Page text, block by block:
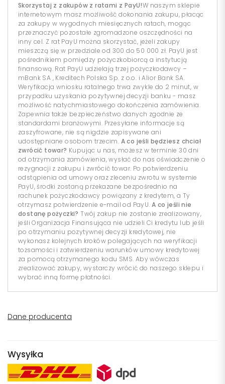
Skorzystaj z zakupów z ratami z PayU!W naszym sklepie
internetowym masz możliwość dokonania zakupu, płacąc
za zakupy w wygodnych miesięcznych ratach, mogąc
przeznaczyć pozostałe zgromadzone oszczędności na
inny cel. Z rat PayU można skorzystać, jeżeli zakupy
mieszczą się w przedziale od 300 do 50 000 zł. PayU jest
pośrednikiem pomiędzy pożyczkobiorcą a instytucją
finansową. Rat PayU udzielają trzej pożyczkodawcy –
mBank SA , Kreditech Polska Sp. z o.o. i Alior Bank SA.
Weryfikacja wniosku ratalnego trwa zwykle do 2 minut, w
przypadku uzyskania pozytywnej decyzji banku - masz
możliwość natychmiastowego dokończenia zamówienia.
Zapewnia także bezpieczeństwo danych zgodnie ze
standardami branżowymi. Przesyłane informacje są
zaszyfrowane, nie są nigdzie zapisywane ani
udostępniane osobom trzecim. A co jeśli będziesz chciał
zwrócić towar? Kupując u nas, możesz w terminie 30 dni
od otrzymania zamówienia, wysłać do nas oświadczenie o
rezygnacji z zakupu i zwrócić towar. Po potwierdzeniu
odstąpienia od umowy oraz zleceniu zwrotu w systemie
PayU, środki zostaną przekazane bezpośrednio na
rachunek pożyczkodawcy powiązany z kredytem, a Ty
otrzymasz potwierdzenie e-mail od PayU. A co jeśli nie
dostanę pożyczki? Twój zakup nie zostanie zrealizowany,
jeśli Organizacja Finansująca nie udzieli Ci kredytu lub jeśli
po otrzymaniu pozytywnej decyzji kredytowej, nie
wykonasz kolejnych kroków polegających na weryfikacji
tożsamości i zatwierdzeniu warunków umowy kredytowej
za pomocą otrzymanego kodu SMS. Aby wówczas
zrealizować zakupy, wystarczy wrócić do naszego sklepu i
wybrać inną formę płatności.
Dane producenta
Wysyłka